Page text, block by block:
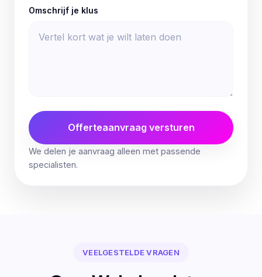
Omschrijf je klus
Offerteaanvraag versturen
We delen je aanvraag alleen met passende
specialisten.
VEELGESTELDE VRAGEN